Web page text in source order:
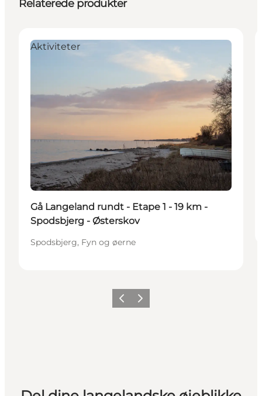
Relaterede produkter
Aktiviteter
Gå Langeland rundt - Etape 1 - 19 km -
Spodsbjerg - Østerskov
Spodsbjerg, Fyn og øerne
ForrigeNæste